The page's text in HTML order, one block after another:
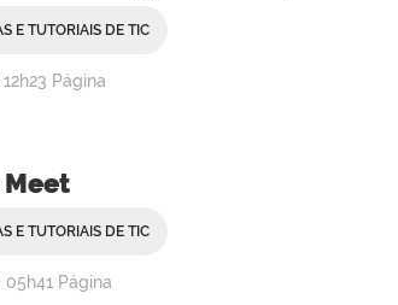
E TUTORIAIS DE TIC
12h23 Página
E TUTORIAIS DE TIC
05h41 Página